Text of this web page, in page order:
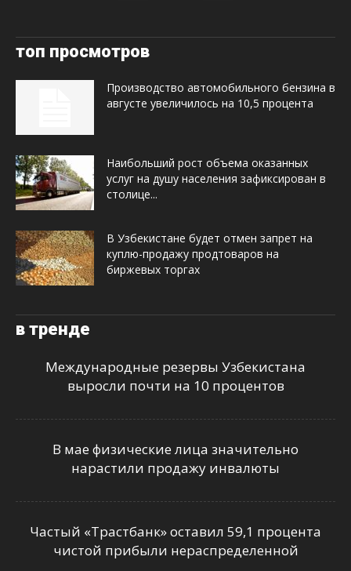
топ просмотров
Производство автомобильного бензина в
августе увеличилось на 10,5 процента
Наибольший рост объема оказанных
услуг на душу населения зафиксирован в
столице...
В Узбекистане будет отмен запрет на
куплю-продажу продтоваров на
биржевых торгах
в тренде
Международные резервы Узбекистана
выросли почти на 10 процентов
В мае физические лица значительно
нарастили продажу инвалюты
Частый «Трастбанк» оставил 59,1 процента
чистой прибыли нераспределенной